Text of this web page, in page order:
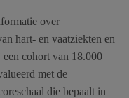
over
hart- en vaatziekten en
cohort van 18.000
met de
die bepaalt in